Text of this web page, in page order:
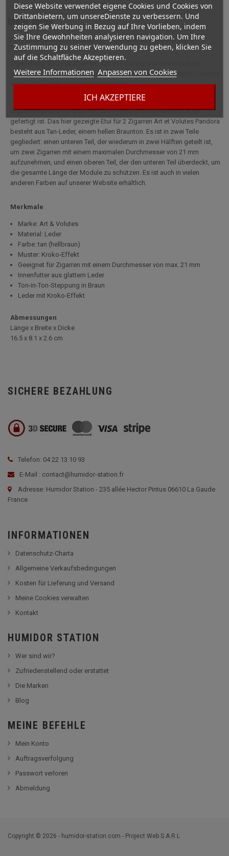
Diese Website verwendet eigene Cookies und Cookies von
Drittanbietern, um unsereDienste zu verbessern. Und
zeigen Sie Werbung in Bezug auf Ihre Vorlieben, indem
Sie Ihre Gewohnheiten analysieren navigation. Um Ihre
Zustimmung zu seiner Verwendung zu geben, klicken Sie
auf die Schaltfläche Akzeptieren.
Weitere Informationen Anpassen von Cookies
ICH AKZEPTIERE
Mehr Infos
Vollständige Beschreibung für Zigarrenetui Pandora Tan 2
Zigarren Art et Volutes
Zigarrenetui für zwei Zigarren, das vollständig aus echtem Leder
gefertigt ist. Das hier gezeigte Etui für 2 Zigarren Art et Volutes Pandora
ist aus Tan-Leder, einem hellen Braunton.
Zigarrenetui für zwei Zigarren, das vollständig aus echtem Leder
gefertigt ist. Das hier gezeigte Etui für 2 Zigarren Art et Volutes Pandora
besteht aus Tan-Leder, einem hellen Braunton. Es ist in zwei Teile
gegliedert: einen unteren Teil, der wiederum in zwei Hälften geteilt ist,
um zwei Zigarren mit einem maximalen Durchmesser von 21 mm
aufzunehmen, und einen oberen Teil, der den unteren Teil überdeckt, um
die gesamte Länge der Module zu schützen. Es ist auch in vielen
anderen Farben auf unserer Website erhältlich.
Merkmale
Marke: Art & Volutes
Material: Leder
Farbe: tan (hellbraun)
Muster: Kroko-Effekt
Geeignet für Zigarren mit einem Durchmesser von max. 21 mm
Innenfutter aus glattem Leder
Ton-in-Ton-Steppung in Braun
Leder mit Kroko-Effekt
Abmessungen
Länge x Breite x Dicke
16.5 x 8.1 x 2.6 cm
SICHERE BEZAHLUNG
Telefon: 04 22 13 10 93
E-Mail : contact@humidor-station.fr
Adresse: Humidor Station - 235 allée Hector Pintus 06610 La Gaude
France
INFORMATIONEN
Datenschutz-Charta
Allgemeine Verkaufsbedingungen
Kosten für Lieferung und Versand
Meine Cookies verwalten
Kontakt
HUMIDOR STATION
Wer sind wir?
Zufriedenstellend oder erstattet
Die Marken
Blog
MEINE BEFEHLE
Mein Konto
Auftragsverfolgung
Passwort verloren
Abmeldung
Copyright © 2026 - humidor-station.com - Project Web S.A.R.L